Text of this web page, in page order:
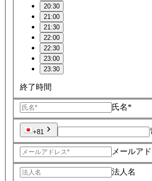
20:30
21:00
21:30
22:00
22:30
23:00
23:30
終了時間
氏名*
+81
メールア
法人名